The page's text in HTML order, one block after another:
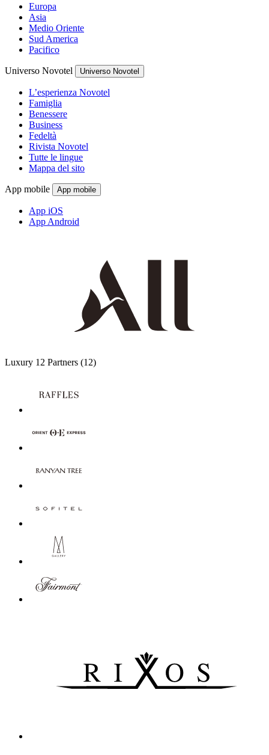
Europa
Asia
Medio Oriente
Sud America
Pacifico
Universo Novotel Universo Novotel
L’esperienza Novotel
Famiglia
Benessere
Business
Fedeltà
Rivista Novotel
Tutte le lingue
Mappa del sito
App mobile App mobile
App iOS
App Android
Luxury 12 Partners (12)